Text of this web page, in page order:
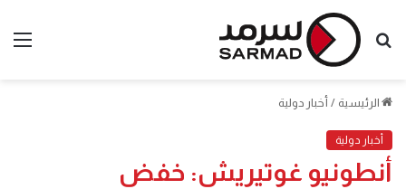
بحث
الرئيسية / أخبار دولية
أخبار دولية
أنطونيو غوتيريش: خفض